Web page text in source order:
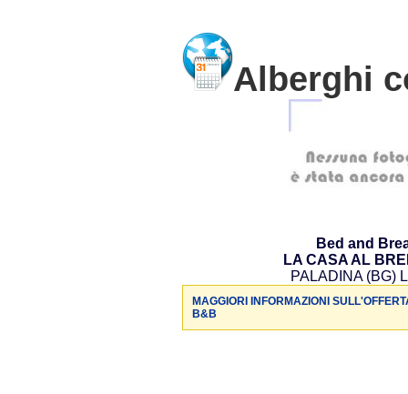
Alberghi
Bed and
LA CASA AL
PALADINA (BG)
MAGGIORI INFORMAZIONI
B&B